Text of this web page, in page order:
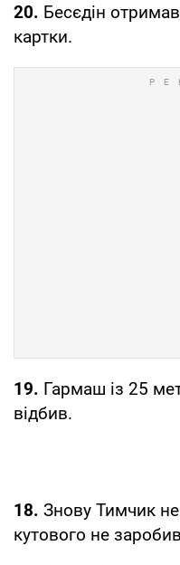
20. Бесєдін
картки.
19. Гармаш із 25
відбив.
18. Знову Тимчик
кутового не